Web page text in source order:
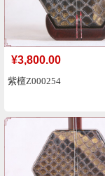
紫檀Z000254
¥3,800.00